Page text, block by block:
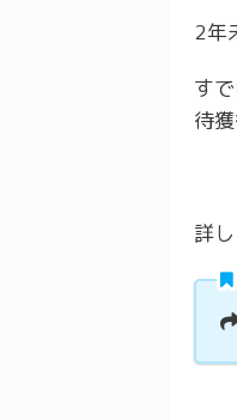
2年
す
待
詳